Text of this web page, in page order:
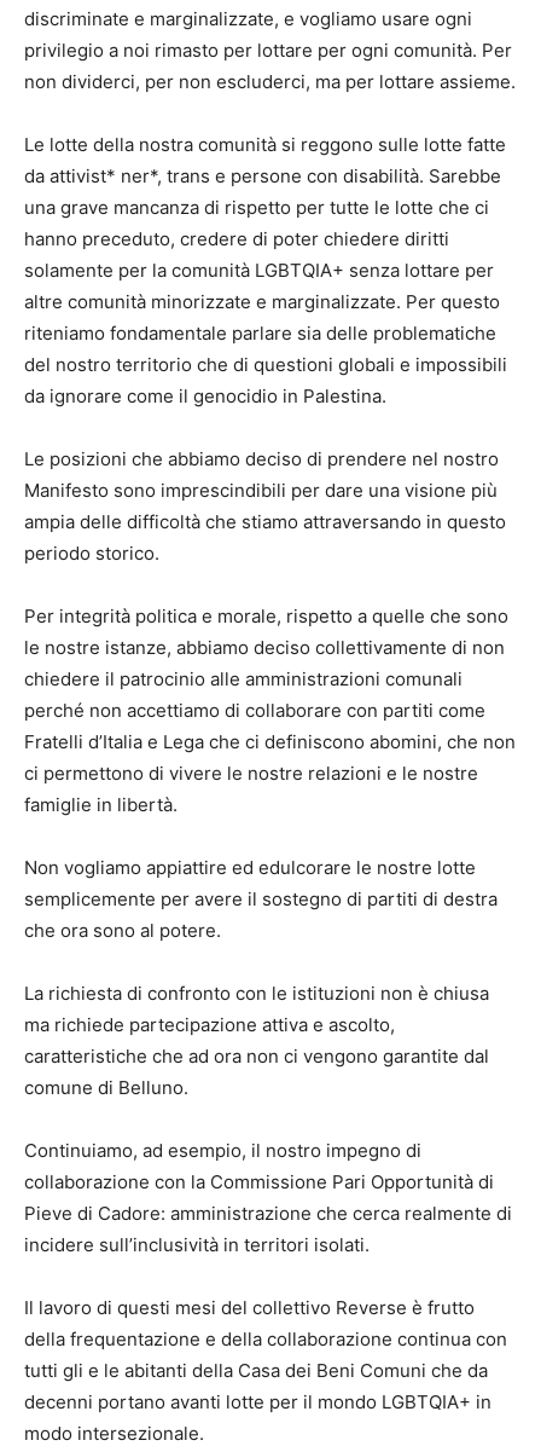
discriminate e marginalizzate, e vogliamo usare ogni
privilegio a noi rimasto per lottare per ogni comunità. Per
non dividerci, per non escluderci, ma per lottare assieme.
Le lotte della nostra comunità si reggono sulle lotte fatte
da attivist* ner*, trans e persone con disabilità. Sarebbe
una grave mancanza di rispetto per tutte le lotte che ci
hanno preceduto, credere di poter chiedere diritti
solamente per la comunità LGBTQIA+ senza lottare per
altre comunità minorizzate e marginalizzate. Per questo
riteniamo fondamentale parlare sia delle problematiche
del nostro territorio che di questioni globali e impossibili
da ignorare come il genocidio in Palestina.
Le posizioni che abbiamo deciso di prendere nel nostro
Manifesto sono imprescindibili per dare una visione più
ampia delle difficoltà che stiamo attraversando in questo
periodo storico.
Per integrità politica e morale, rispetto a quelle che sono
le nostre istanze, abbiamo deciso collettivamente di non
chiedere il patrocinio alle amministrazioni comunali
perché non accettiamo di collaborare con partiti come
Fratelli d’Italia e Lega che ci definiscono abomini, che non
ci permettono di vivere le nostre relazioni e le nostre
famiglie in libertà.
Non vogliamo appiattire ed edulcorare le nostre lotte
semplicemente per avere il sostegno di partiti di destra
che ora sono al potere.
La richiesta di confronto con le istituzioni non è chiusa
ma richiede partecipazione attiva e ascolto,
caratteristiche che ad ora non ci vengono garantite dal
comune di Belluno.
Continuiamo, ad esempio, il nostro impegno di
collaborazione con la Commissione Pari Opportunità di
Pieve di Cadore: amministrazione che cerca realmente di
incidere sull’inclusività in territori isolati.
Il lavoro di questi mesi del collettivo Reverse è frutto
della frequentazione e della collaborazione continua con
tutti gli e le abitanti della Casa dei Beni Comuni che da
decenni portano avanti lotte per il mondo LGBTQIA+ in
modo intersezionale.